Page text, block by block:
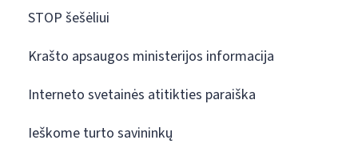
STOP šešėliui
Krašto apsaugos ministerijos informacija
Interneto svetainės atitikties paraiška
Ieškome turto savininkų